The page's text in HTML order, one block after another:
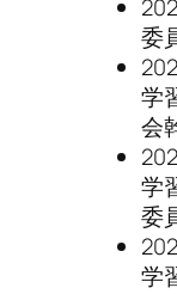
委
学
会
学
委
学